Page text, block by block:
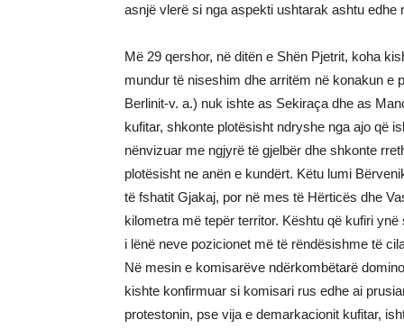
asnjë vlerë si nga aspekti ushtarak ashtu edhe
Më 29 qershor, në ditën e Shën Pjetrit, koha
mundur të niseshim dhe arritëm në konakun e
Berlinit-v. a.) nuk ishte as Sekiraça dhe as
kufitar, shkonte plotësisht ndryshe nga ajo që
nënvizuar me ngjyrë të gjelbër dhe shkonte
plotësisht ne anën e kundërt. Këtu lumi
të fshatit Gjakaj, por në mes të Hërticës dhe
kilometra më tepër territor. Kështu që kufiri
i lënë neve pozicionet më të rëndësishme të
Në mesin e komisarëve ndërkombëtarë
kishte konfirmuar si komisari rus edhe ai
protestonin, pse vija e demarkacionit kufitar,